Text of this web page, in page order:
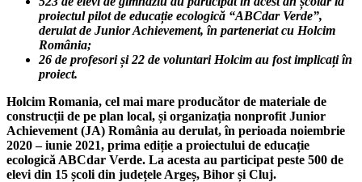
proiectul pilot de educație ecologică “ABCdar Verde”,
derulat de Junior Achievement, în parteneriat cu Holcim
România;
26 de profesori și 22 de voluntari Holcim au fost implicați în
proiect.
Holcim Romania, cel mai mare producător de materiale de
construcții de pe plan local, și organizația nonprofit Junior
Achievement (JA) România au derulat, în perioada noiembrie
2020 – iunie 2021, prima ediție a proiectului de educație
ecologică ABCdar Verde. La acesta au participat peste 500 de
elevi din 15 școli din județele Argeș, Bihor și Cluj.